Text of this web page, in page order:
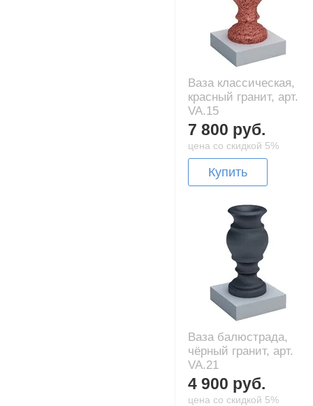
Ваза классическая,
красный гранит, арт.
VA.15
7 800 руб.
цена со скидкой 5%
Купить
Ваза балюстрада,
чёрный гранит, арт.
VA.21
4 900 руб.
цена со скидкой 5%